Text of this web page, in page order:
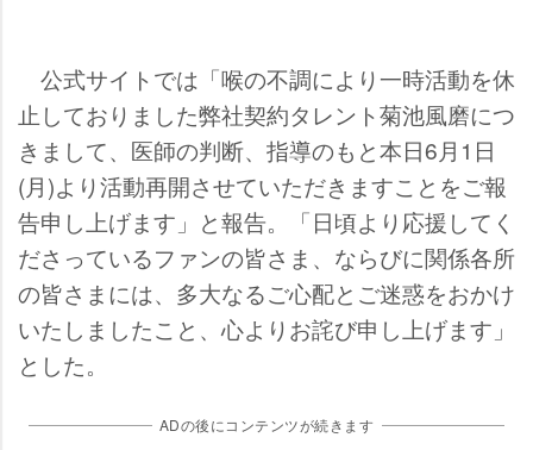
公式サイトでは「喉の不調により一時活動を休
止しておりました弊社契約タレント菊池風磨につ
きまして、医師の判断、指導のもと本日6月1日
(月)より活動再開させていただきますことをご報
告申し上げます」と報告。「日頃より応援してく
ださっているファンの皆さま、ならびに関係各所
の皆さまには、多大なるご心配とご迷惑をおかけ
いたしましたこと、心よりお詫び申し上げます」
とした。
ADの後にコンテンツが続きます